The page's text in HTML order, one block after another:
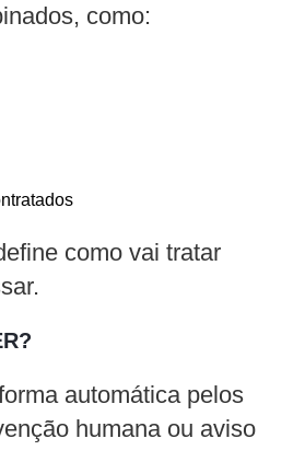
como:
como vai tratar
automática pelos
humana ou aviso